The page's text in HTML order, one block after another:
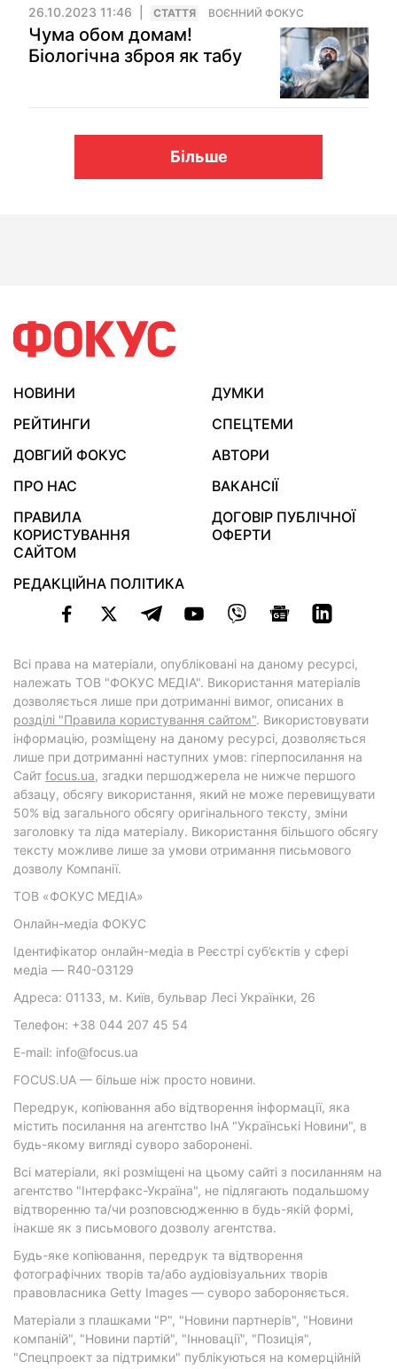
26.10.2023 11:46 СТАТТЯ ВОЄННИЙ ФОКУС
Чума обом домам!
Біологічна зброя як табу
Більше
НОВИНИ
ДУМКИ
РЕЙТИНГИ
СПЕЦТЕМИ
ДОВГИЙ ФОКУС
АВТОРИ
ПРО НАС
ВАКАНСІЇ
ПРАВИЛА
КОРИСТУВАННЯ
САЙТОМ
ДОГОВІР ПУБЛІЧНОЇ
ОФЕРТИ
РЕДАКЦІЙНА ПОЛІТИКА
Всі права на матеріали, опубліковані на даному ресурсі,
належать ТОВ "ФОКУС МЕДІА". Використання матеріалів
дозволяється лише при дотриманні вимог, описаних в
розділі "Правила користування сайтом". Використовувати
інформацію, розміщену на даному ресурсі, дозволяється
лише при дотриманні наступних умов: гіперпосилання на
Cайт focus.ua, згадки першоджерела не нижче першого
абзацу, обсягу використання, який не може перевищувати
50% від загального обсягу оригінального тексту, зміни
заголовку та ліда матеріалу. Використання більшого обсягу
тексту можливе лише за умови отримання письмового
дозволу Компанії.
ТОВ «ФОКУС МЕДІА»
Онлайн-медіа ФОКУС
Ідентифікатор онлайн-медіа в Реєстрі суб’єктів у сфері
медіа — R40-03129
Адреса: 01133, м. Київ, бульвар Лесі Українки, 26
Телефон: +38 044 207 45 54
E-mail: info@focus.ua
FOCUS.UA — більше ніж просто новини.
Передрук, копіювання або відтворення інформації, яка
містить посилання на агентство ІнА "Українські Новини", в
будь-якому вигляді суворо заборонені.
Всі матеріали, які розміщені на цьому сайті з посиланням на
агентство "Інтерфакс-Україна", не підлягають подальшому
відтворенню та/чи розповсюдженню в будь-якій формі,
інакше як з письмового дозволу агентства.
Будь-яке копіювання, передрук та відтворення
фотографічних творів та/або аудіовізуальних творів
правовласника Getty Images — суворо забороняється.
Матеріали з плашками "Р", "Новини партнерів", "Новини
компаній", "Новини партій", "Інновації", "Позиція",
"Спецпроект за підтримки" публікуються на комерційній